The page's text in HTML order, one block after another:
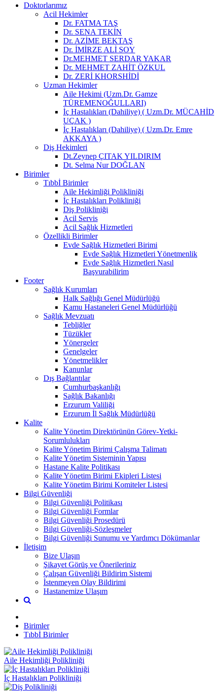
Doktorlarımız
Acil Hekimler
Dr. FATMA TAŞ
Dr. SENA TEKİN
Dr. AZİME BEKTAŞ
Dr. İMİRZE ALİ SOY
Dr.MEHMET SERDAR YAKAR
Dr. MEHMET ZAHİT ÖZKUL
Dr. ZERİ KHORSHİDİ
Uzman Hekimler
Aile Hekimi (Uzm.Dr. Gamze
TÜREMENOĞULLARI)
İç Hastalıkları (Dahiliye) ( Uzm.Dr. MÜCAHİD
UÇAK )
İç Hastalıkları (Dahiliye) ( Uzm.Dr. Emre
AKKAYA )
Diş Hekimleri
Dt.Zeynep ÇITAK YILDIRIM
Dt. Selma Nur DOĞLAN
Birimler
Tıbbİ Birimler
Aile Hekimliği Polikliniği
İç Hastalıkları Polikliniği
Diş Polikliniği
Acil Servis
Acil Sağlık Hizmetleri
Özellikli Birimler
Evde Sağlık Hizmetleri Birimi
Evde Sağlık Hizmetleri Yönetmenlik
Evde Sağlık Hizmetleri Nasıl
Başvurabilirim
Footer
Sağlık Kurumları
Halk Sağlığı Genel Müdürlüğü
Kamu Hastaneleri Genel Müdürlüğü
Sağlık Mevzuatı
Tebliğler
Tüzükler
Yönergeler
Genelgeler
Yönetmelikler
Kanunlar
Dış Bağlantılar
Cumhurbaşkanlığı
Sağlık Bakanlığı
Erzurum Valiliği
Erzurum İl Sağlık Müdürlüğü
Kalite
Kalite Yönetim Direktörünün Görev-Yetki-
Sorumlulukları
Kalite Yönetim Birimi Çalışma Talimatı
Kalite Yönetim Sisteminin Yapısı
Hastane Kalite Politikası
Kalite Yönetim Birimi Ekipleri Listesi
Kalite Yönetim Birimi Komiteler Listesi
Bilgi Güvenliği
Bilgi Güvenliği Politikası
Bilgi Güvenliği Formlar
Bilgi Güvenliği Prosedürü
Bilgi Güvenliği-Sözleşmeler
Bilgi Güvenliği Sunumu ve Yardımcı Dökümanlar
İletişim
Bize Ulaşın
Şikayet Görüş ve Önerileriniz
Çalışan Güvenliği Bildirim Sistemi
İstenmeyen Olay Bildirimi
Hastanemize Ulaşım
Birimler
Tıbbİ Birimler
Aile Hekimliği Polikliniği
İç Hastalıkları Polikliniği